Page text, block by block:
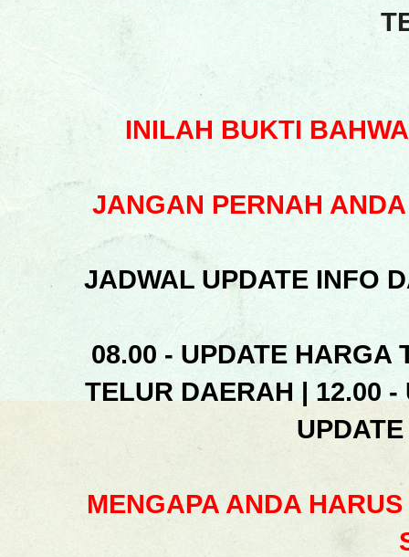
INILAH BUKTI
JANGAN PERNAH
JADWAL UPDATE INFO
08.00 - UPDATE HARGA
TELUR DAERAH | 12.00
MENGAPA ANDA